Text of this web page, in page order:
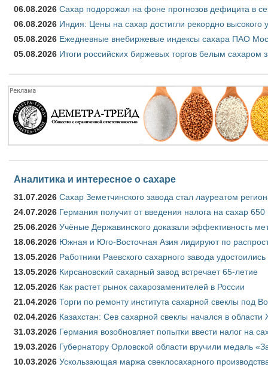
06.08.2026 Сахар подорожал на фоне прогнозов дефицита в
06.08.2026 Индия: Цены на сахар достигли рекордно высокого
05.08.2026 Ежедневные внебиржевые индексы сахара ПАО
05.08.2026 Итоги российских биржевых торгов белым сахаром
Аналитика и интересное о сахаре
31.07.2026 Сахар Земетчинского завода стал лауреатом
24.07.2026 Германия получит от введения налога на сахар
25.06.2026 Учёные Державинского доказали эффективность
18.06.2026 Южная и Юго-Восточная Азия лидируют по
13.05.2026 Работники Раевского сахарного завода удостоились
13.05.2026 Кирсановский сахарный завод встречает 65-летие
12.05.2026 Как растет рынок сахарозаменителей в России
21.04.2026 Торги по ремонту института сахарной свеклы под
02.04.2026 Казахстан: Сев сахарной свеклы начался в области
31.03.2026 Германия возобновляет попытки ввести налог на
19.03.2026 Губернатору Орловской области вручили медаль
10.03.2026 Ускользающая маржа свеклосахарного